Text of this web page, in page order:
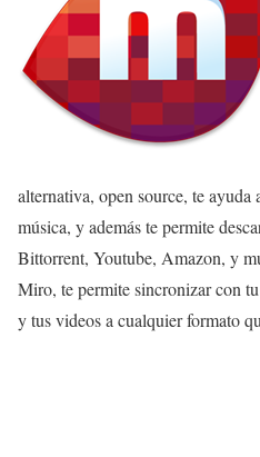
alternativa, open source, te
música, y además te permite
Bittorrent, Youtube, Amazon, y
Miro, te permite sincronizar con
y tus videos a cualquier formato